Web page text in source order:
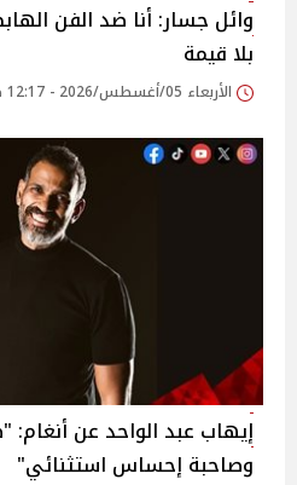
وائل جسار: أنا ضد الفن
بلا قيمة
الأربعاء 05/أغسطس/2026 - 12:17 ص
إيهاب عبد الواحد عن
وصاحبة إحساس استثنائي"